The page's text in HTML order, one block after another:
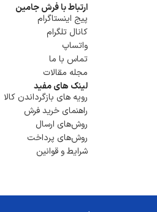
ارتباط با فرش جامین
پیج اینستاگرام
کانال تلگرام
واتساپ
تماس با ما
مجله مقالات
لینک های مفید
رویه های بازگرداندن کالا
راهنمای خرید فرش
روش‌های ارسال
روش‌های پرداخت
شرایط و قوانین